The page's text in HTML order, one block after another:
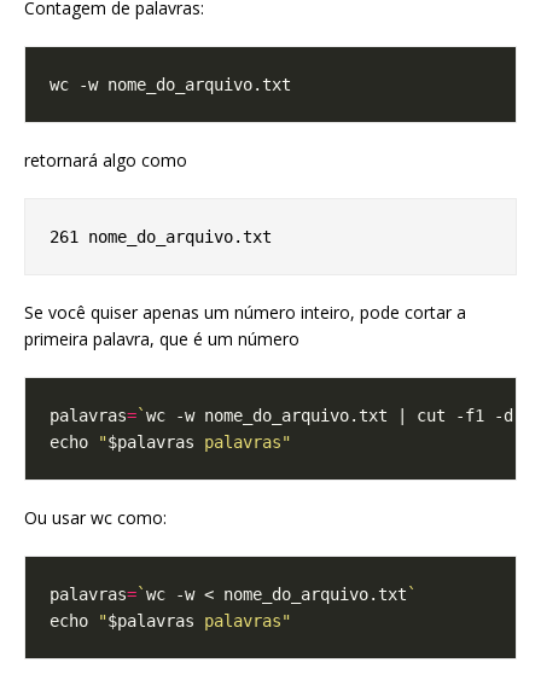
Contagem de palavras:
retornará algo como
Se você quiser apenas um número inteiro, pode cortar a
primeira palavra, que é um número
palavras=`wc -w nome_do_arquivo.txt | cut -f1 -d
echo
"$palavras palavras"
Ou usar wc como:
palavras=`wc -w < nome_do_arquivo.txt `
echo
"$palavras palavras"